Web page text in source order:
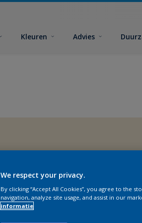
Kleuren Advies
We respect your privacy.
By clicking “Accept All Cookies”, you agree to the
navigation, analyze site usage, and assist in our
informatie